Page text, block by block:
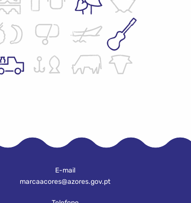
E-mail
marcaacores@azores.gov.pt